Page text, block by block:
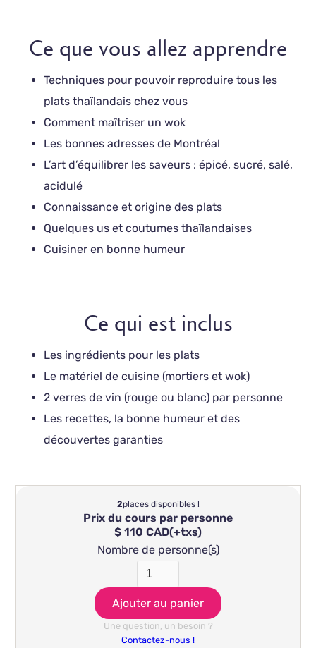
Ce que vous allez apprendre
Techniques pour pouvoir reproduire tous les
plats thaïlandais chez vous
Comment maîtriser un wok
Les bonnes adresses de Montréal
L’art d’équilibrer les saveurs : épicé, sucré, salé,
acidulé
Connaissance et origine des plats
Quelques us et coutumes thaïlandaises
Cuisiner en bonne humeur
Ce qui est inclus
Les ingrédients pour les plats
Le matériel de cuisine (mortiers et wok)
2 verres de vin (rouge ou blanc) par personne
Les recettes, la bonne humeur et des
découvertes garanties
2places disponibles !
Prix du cours par personne
$ 110 CAD(+txs)
Nombre de personne(s)
Une question, un besoin ?
Contactez-nous !